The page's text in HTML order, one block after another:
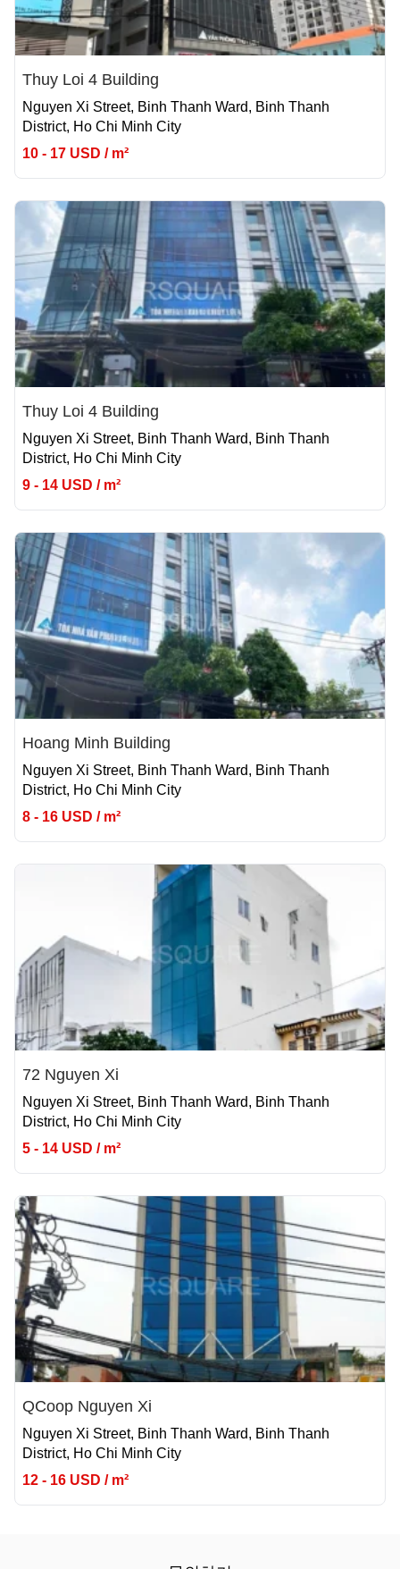
Thuy Loi 4 Building
Nguyen Xi Street, Binh Thanh Ward, Binh Thanh
District, Ho Chi Minh City
10 - 17 USD / m²
Thuy Loi 4 Building
Nguyen Xi Street, Binh Thanh Ward, Binh Thanh
District, Ho Chi Minh City
9 - 14 USD / m²
Hoang Minh Building
Nguyen Xi Street, Binh Thanh Ward, Binh Thanh
District, Ho Chi Minh City
8 - 16 USD / m²
72 Nguyen Xi
Nguyen Xi Street, Binh Thanh Ward, Binh Thanh
District, Ho Chi Minh City
5 - 14 USD / m²
QCoop Nguyen Xi
Nguyen Xi Street, Binh Thanh Ward, Binh Thanh
District, Ho Chi Minh City
12 - 16 USD / m²